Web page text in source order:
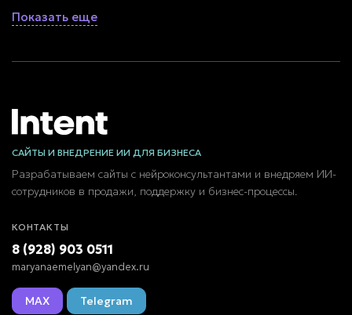
Показать еще
САЙТЫ И ВНЕДРЕНИЕ ИИ ДЛЯ БИЗНЕСА
Разрабатываем сайты с нейроконсультантами и внедряем ИИ-
сотрудников в продажи, поддержку и бизнес-процессы.
КОНТАКТЫ
8 (928) 903 0511
maryanaemelyan@yandex.ru
MAX Telegram